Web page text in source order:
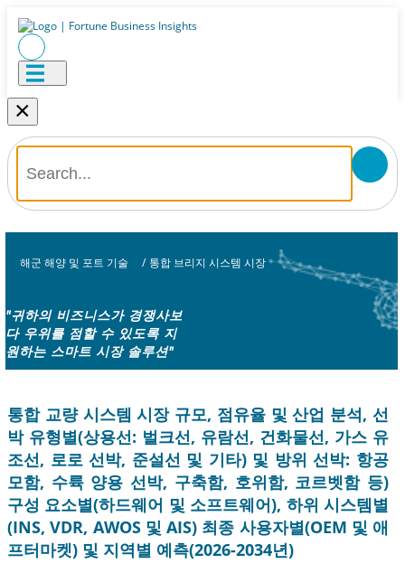
×
해군 해양 및 포트 기술 / 통합 브리지 시스템 시장
"귀하의 비즈니스가 경쟁사보
다 우위를 점할 수 있도록 지
원하는 스마트 시장 솔루션"
통합 교량 시스템 시장 규모, 점유율 및 산업 분석, 선
박 유형별(상용선: 벌크선, 유람선, 건화물선, 가스 유
조선, 로로 선박, 준설선 및 기타) 및 방위 선박: 항공
모함, 수륙 양용 선박, 구축함, 호위함, 코르벳함 등)
구성 요소별(하드웨어 및 소프트웨어), 하위 시스템별
(INS, VDR, AWOS 및 AIS) 최종 사용자별(OEM 및 애
프터마켓) 및 지역별 예측(2026-2034년)